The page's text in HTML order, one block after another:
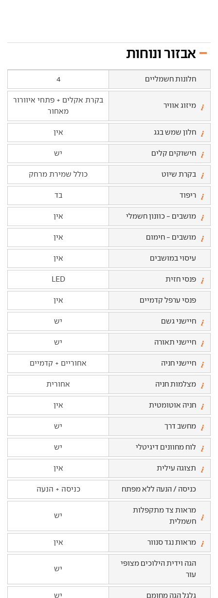
אבזור ונוחות
חלונות חשמליים 4
מיזוג אוויר
בקרת אקלים + פתחי איוורור
מאחור
חלון שמש בגג אין
חישוקים קלים יש
בקרת שיוט כולל שמירת מרחק
ריפוד בד
מושבים - כוונון חשמלי אין
מושבים - חימום אין
עיסוי במושבים אין
פנסי חזית LED
פנסי ערפל קדמיים אין
חיישני גשם יש
חיישני תאורה יש
חיישני חניה אחוריים + קדמיים
מצלמות חניה אחורית
חניה אוטומטית אין
מחשב דרך יש
לוח מחוונים דיגיטלי יש
תצוגה עילית אין
כניסה / הנעה ללא מפתח כניסה + הנעה
מראות צד מתקפלות
חשמלית
יש
מראות נגד סנוור אין
הגה וידית הילוכים מצופי
עור
יש
גלגל הגה מחומם יש